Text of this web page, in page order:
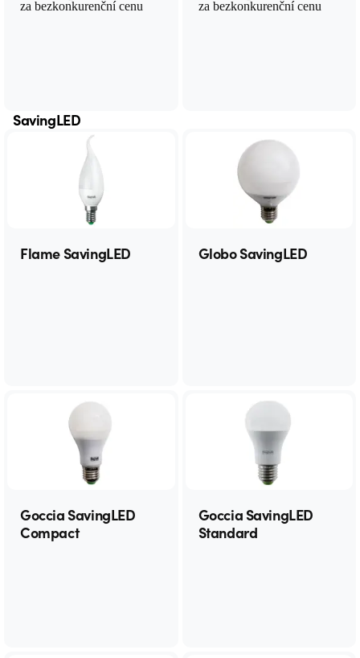
za bezkonkurenční cenu
za bezkonkurenční cenu
SavingLED
Flame SavingLED Globo SavingLED
Goccia SavingLED
Compact
Goccia SavingLED
Standard